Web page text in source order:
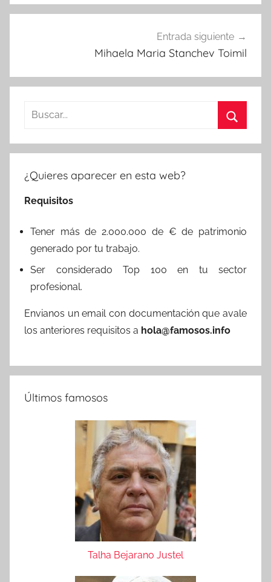
Entrada siguiente
Mihaela Maria Stanchev Toimil
Buscar:
¿Quieres aparecer en esta web?
Requisitos
Tener más de 2.000.000 de € de patrimonio
generado por tu trabajo.
Ser considerado Top 100 en tu sector
profesional.
Envianos un email con documentación que avale
los anteriores requisitos a hola@famosos.info
Últimos famosos
Talha Bejarano Justel